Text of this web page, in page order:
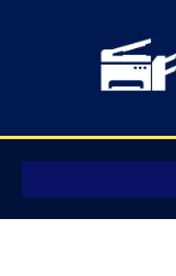
conteúdo